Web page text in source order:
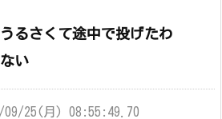
るさくて途中で投げたわ
い
09/25(月) 08:55:49.70